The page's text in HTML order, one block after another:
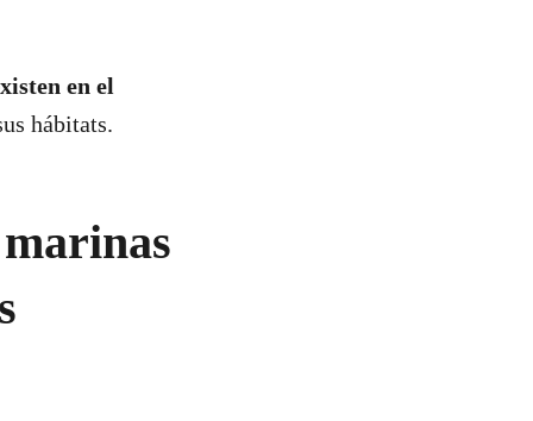
en el
hábitats.